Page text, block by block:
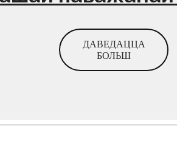
ДАВЕДАЦЦА
БОЛЬШ